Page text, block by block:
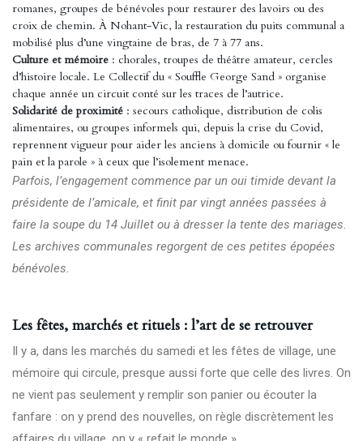
romanes, groupes de bénévoles pour restaurer des lavoirs ou des
croix de chemin. À Nohant-Vic, la restauration du puits communal a
mobilisé plus d’une vingtaine de bras, de 7 à 77 ans.
Culture et mémoire : chorales, troupes de théâtre amateur, cercles
d’histoire locale. Le Collectif du « Souffle George Sand » organise
chaque année un circuit conté sur les traces de l’autrice.
Solidarité de proximité : secours catholique, distribution de colis
alimentaires, ou groupes informels qui, depuis la crise du Covid,
reprennent vigueur pour aider les anciens à domicile ou fournir « le
pain et la parole » à ceux que l’isolement menace.
Parfois, l’engagement commence par un oui timide devant la
présidente de l’amicale, et finit par vingt années passées à
faire la soupe du 14 Juillet ou à dresser la tente des mariages.
Les archives communales regorgent de ces petites épopées
bénévoles.
Les fêtes, marchés et rituels : l’art de se retrouver
Il y a, dans les marchés du samedi et les fêtes de village, une
mémoire qui circule, presque aussi forte que celle des livres. On
ne vient pas seulement y remplir son panier ou écouter la
fanfare : on y prend des nouvelles, on règle discrètement les